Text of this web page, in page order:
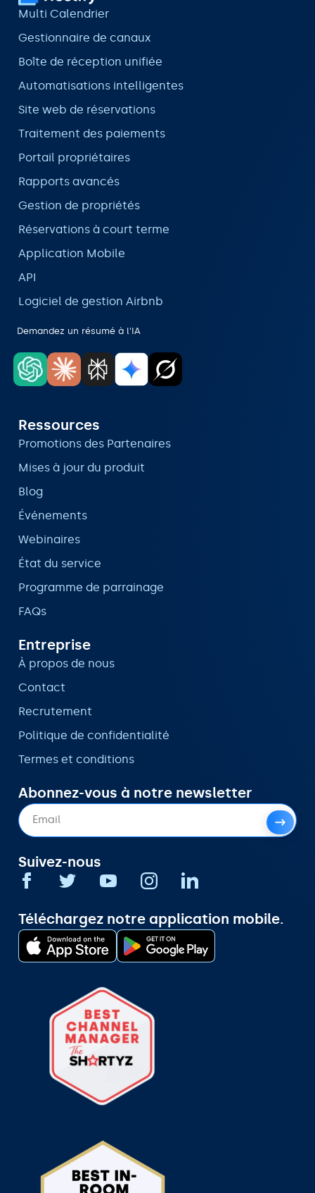
Multi Calendrier
Gestionnaire de canaux
Boîte de réception unifiée
Automatisations intelligentes
Site web de réservations
Traitement des paiements
Portail propriétaires
Rapports avancés
Gestion de propriétés
Réservations à court terme
Application Mobile
API
Logiciel de gestion Airbnb
Demandez un résumé à l'IA
Ressources
Promotions des Partenaires
Mises à jour du produit
Blog
Événements
Webinaires
État du service
Programme de parrainage
FAQs
Entreprise
À propos de nous
Contact
Recrutement
Politique de confidentialité
Termes et conditions
Abonnez-vous à notre newsletter
Suivez-nous
Téléchargez notre application mobile.